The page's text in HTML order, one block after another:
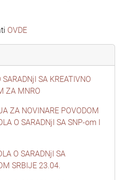
OVDE
SA KREATIVNO
ZA MNRO
ZA NOVINARE POVODOM
O SARADNjI SA SNP-om I
O SARADNjI SA
SRBIJE 23.04.